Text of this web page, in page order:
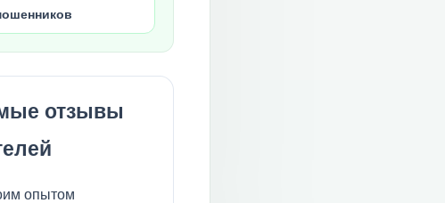
отзывы
опытом